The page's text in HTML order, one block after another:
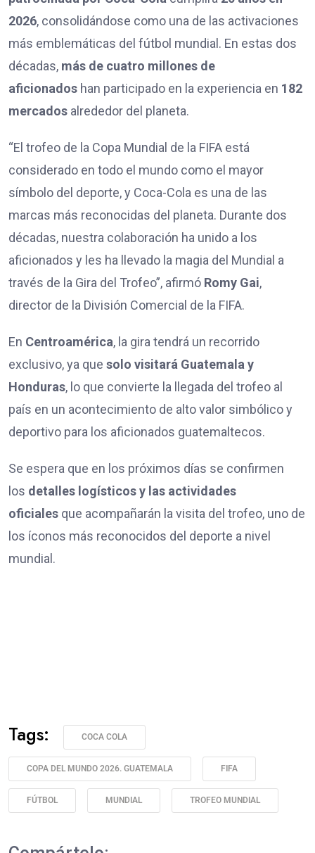
2026, consolidándose como una de las activaciones
más emblemáticas del fútbol mundial. En estas dos
décadas, más de cuatro millones de
aficionados han participado en la experiencia en 182
mercados alrededor del planeta.
“El trofeo de la Copa Mundial de la FIFA está
considerado en todo el mundo como el mayor
símbolo del deporte, y Coca-Cola es una de las
marcas más reconocidas del planeta. Durante dos
décadas, nuestra colaboración ha unido a los
aficionados y les ha llevado la magia del Mundial a
través de la Gira del Trofeo”, afirmó Romy Gai,
director de la División Comercial de la FIFA.
En Centroamérica, la gira tendrá un recorrido
exclusivo, ya que solo visitará Guatemala y
Honduras, lo que convierte la llegada del trofeo al
país en un acontecimiento de alto valor simbólico y
deportivo para los aficionados guatemaltecos.
Se espera que en los próximos días se confirmen
los detalles logísticos y las actividades
oficiales que acompañarán la visita del trofeo, uno de
los íconos más reconocidos del deporte a nivel
mundial.
Tags: COCA COLA
COPA DEL MUNDO 2026. GUATEMALA FIFA
FÚTBOL MUNDIAL TROFEO MUNDIAL